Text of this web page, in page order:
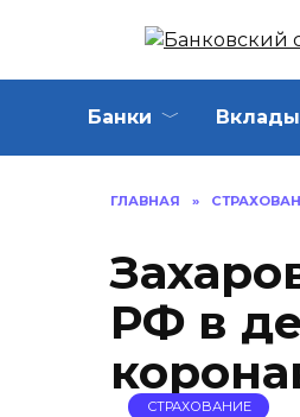
Банки Вклады
ГЛАВНАЯ »
РФ в
СТРАХОВАНИЕ